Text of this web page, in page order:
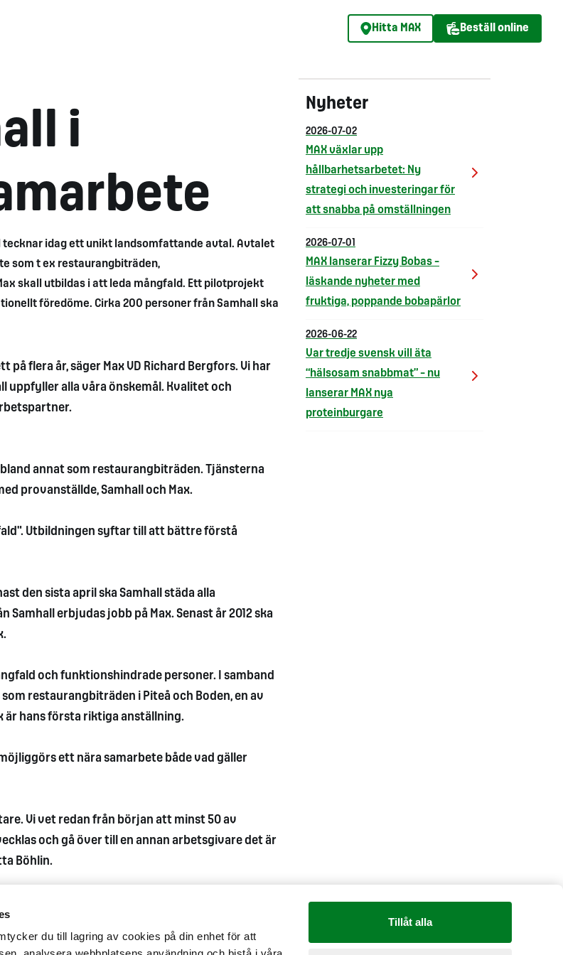
du till lagring av cookies på din enhet för att
Tillåt alla
Hitta MAX Beställ online
i
tecknar idag ett unikt landsomfattande avtal. Avtalet
som t ex restaurangbiträden,
skall utbildas i att leda mångfald. Ett pilotprojekt
föredöme. Cirka 200 personer från Samhall ska
flera år, säger Max VD Richard Bergfors. Vi har
uppfyller alla våra önskemål. Kvalitet och
annat som restaurangbiträden. Tjänsterna
provanställde, Samhall och Max.
Utbildningen syftar till att bättre förstå
den sista april ska Samhall städa alla
erbjudas jobb på Max. Senast år 2012 ska
och funktionshindrade personer. I samband
restaurangbiträden i Piteå och Boden, en av
är hans första riktiga anställning.
ett nära samarbete både vad gäller
Vi vet redan från början att minst 50 av
och gå över till en annan arbetsgivare det är
Böhlin.
Nyheter
2026-07-02
MAX växlar upp
hållbarhetsarbetet: Ny
strategi och investeringar för
att snabba på omställningen
2026-07-01
MAX lanserar Fizzy Bobas –
läskande nyheter med
fruktiga, poppande bobapärlor
2026-06-22
Var tredje svensk vill äta
“hälsosam snabbmat” – nu
lanserar MAX nya
proteinburgare